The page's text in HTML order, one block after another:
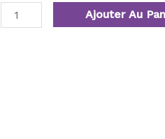
Ajouter Au